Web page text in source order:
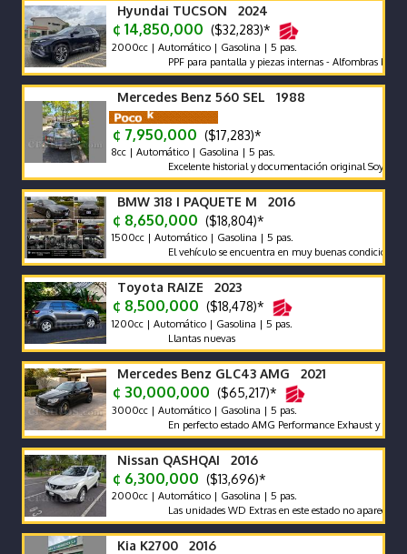
Hyundai TUCSON 2024
¢ 14,850,000 ($32,283)*
2000cc | Automático | Gasolina | 5 pas.
PPF para pantalla y piezas internas - Alfombras bandeja -
Mercedes Benz 560 SEL 1988
¢ 7,950,000 ($17,283)*
8cc | Automático | Gasolina | 5 pas.
Excelente historial y documentación original Soy el
BMW 318 I PAQUETE M 2016
¢ 8,650,000 ($18,804)*
1500cc | Automático | Gasolina | 5 pas.
El vehículo se encuentra en muy buenas condiciones tanto
Toyota RAIZE 2023
¢ 8,500,000 ($18,478)*
1200cc | Automático | Gasolina | 5 pas.
Llantas nuevas
Mercedes Benz GLC43 AMG 2021
¢ 30,000,000 ($65,217)*
3000cc | Automático | Gasolina | 5 pas.
En perfecto estado AMG Performance Exhaust y sistema de
Nissan QASHQAI 2016
¢ 6,300,000 ($13,696)*
2000cc | Automático | Gasolina | 5 pas.
Las unidades WD Extras en este estado no aparecen con
Kia K2700 2016